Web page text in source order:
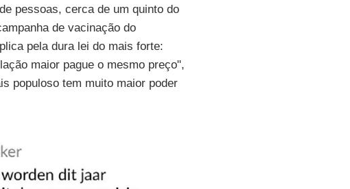
pessoas, cerca de um quinto do
de vacinação do
pela dura lei do mais forte:
maior pague o mesmo preço",
populoso tem muito maior poder